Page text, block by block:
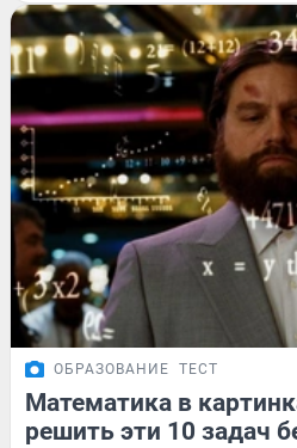
ОБРАЗОВАНИЕ ТЕСТ
Математика в
решить эти 10 задач